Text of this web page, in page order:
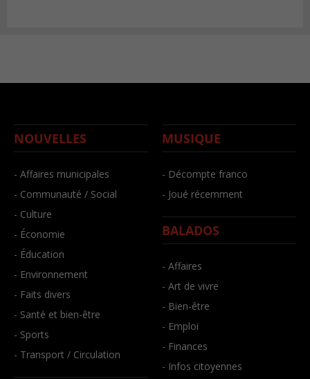
NOUVELLES
- Affaires municipales
- Communauté / Social
- Culture
- Économie
- Éducation
- Environnement
- Faits divers
- Santé et bien-être
- Sports
- Transport / Circulation
MUSIQUE
- Décompte franco
- Joué récemment
BALADOS
- Affaires
- Art de vivre
- Bien-être
- Emploi
- Finances
- Infos citoyennes